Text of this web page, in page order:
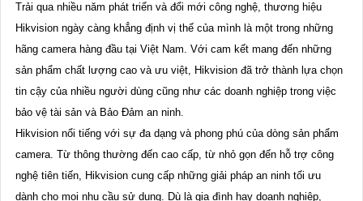
Trải qua nhiều năm phát triển và đổi mới công nghệ, thương hiệu
Hikvision ngày càng khẳng định vị thế của mình là một trong những
hãng camera hàng đầu tại Việt Nam. Với cam kết mang đến những
sản phẩm chất lượng cao và ưu việt, Hikvision đã trở thành lựa chọn
tin cậy của nhiều người dùng cũng như các doanh nghiệp trong việc
bảo vệ tài sản và Bảo Đảm an ninh.
Hikvision nổi tiếng với sự đa dạng và phong phú của dòng sản phẩm
camera. Từ thông thường đến cao cấp, từ nhỏ gọn đến hỗ trợ công
nghệ tiên tiến, Hikvision cung cấp những giải pháp an ninh tối ưu
dành cho mọi nhu cầu sử dụng. Dù là gia đình hay doanh nghiệp,